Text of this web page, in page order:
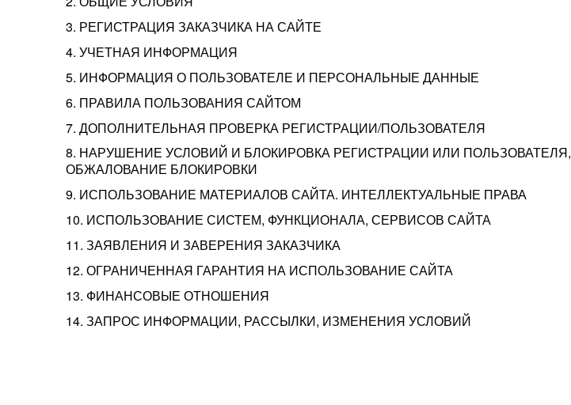
3. РЕГИСТРАЦИЯ ЗАКАЗЧИКА НА САЙТЕ
4. УЧЕТНАЯ ИНФОРМАЦИЯ
5. ИНФОРМАЦИЯ О ПОЛЬЗОВАТЕЛЕ И ПЕРСОНАЛЬНЫЕ ДАННЫЕ
6. ПРАВИЛА ПОЛЬЗОВАНИЯ САЙТОМ
7. ДОПОЛНИТЕЛЬНАЯ ПРОВЕРКА РЕГИСТРАЦИИ/ПОЛЬЗОВАТЕЛЯ
8. НАРУШЕНИЕ УСЛОВИЙ И БЛОКИРОВКА РЕГИСТРАЦИИ ИЛИ ПОЛЬЗОВАТЕЛЯ,
ОБЖАЛОВАНИЕ БЛОКИРОВКИ
9. ИСПОЛЬЗОВАНИЕ МАТЕРИАЛОВ САЙТА. ИНТЕЛЛЕКТУАЛЬНЫЕ ПРАВА
10. ИСПОЛЬЗОВАНИЕ СИСТЕМ, ФУНКЦИОНАЛА, СЕРВИСОВ САЙТА
11. ЗАЯВЛЕНИЯ И ЗАВЕРЕНИЯ ЗАКАЗЧИКА
12. ОГРАНИЧЕННАЯ ГАРАНТИЯ НА ИСПОЛЬЗОВАНИЕ САЙТА
13. ФИНАНСОВЫЕ ОТНОШЕНИЯ
14. ЗАПРОС ИНФОРМАЦИИ, РАССЫЛКИ, ИЗМЕНЕНИЯ УСЛОВИЙ